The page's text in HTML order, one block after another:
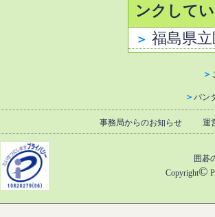
ンクして
＞ 福島県
＞
＞ パン
事務局からのお知らせ 運
囲碁
Copyright©